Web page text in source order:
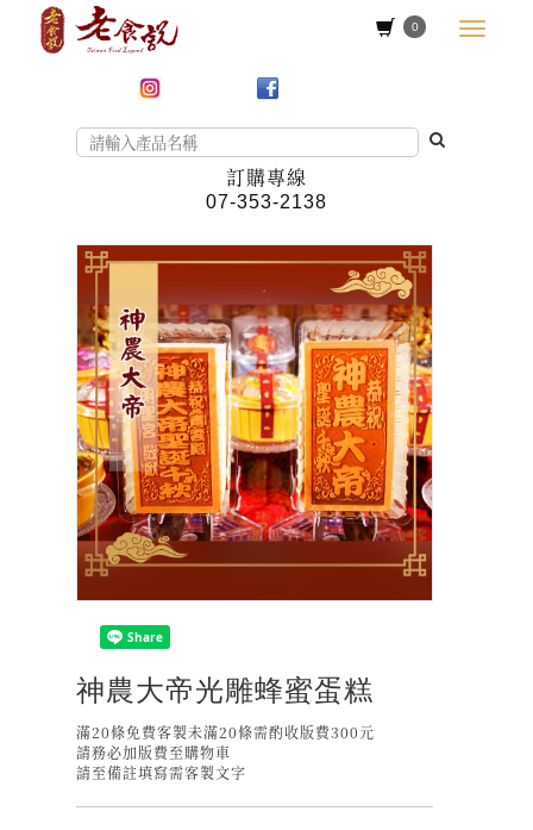
0
訂購專線
07-353-2138
神農大帝光雕蜂蜜蛋糕
滿20條免費客製未滿20條需酌收版費300元
請務必加版費至購物車
請至備註填寫需客製文字